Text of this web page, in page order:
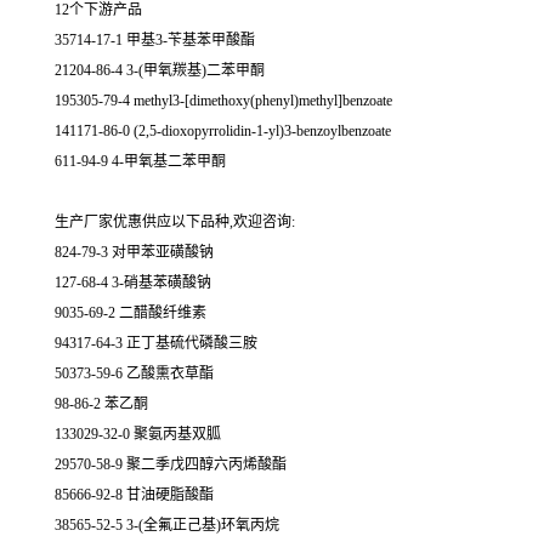
12个下游产品
35714-17-1 甲基3-苄基苯甲酸酯
21204-86-4 3-(甲氧羰基)二苯甲酮
195305-79-4 methyl3-[dimethoxy(phenyl)methyl]benzoate
141171-86-0 (2,5-dioxopyrrolidin-1-yl)3-benzoylbenzoate
611-94-9 4-甲氧基二苯甲酮
生产厂家优惠供应以下品种,欢迎咨询:
824-79-3 对甲苯亚磺酸钠
127-68-4 3-硝基苯磺酸钠
9035-69-2 二醋酸纤维素
94317-64-3 正丁基硫代磷酸三胺
50373-59-6 乙酸熏衣草酯
98-86-2 苯乙酮
133029-32-0 聚氨丙基双胍
29570-58-9 聚二季戊四醇六丙烯酸酯
85666-92-8 甘油硬脂酸酯
38565-52-5 3-(全氟正己基)环氧丙烷